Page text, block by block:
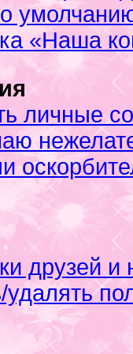
«Наша
личные
друзей и